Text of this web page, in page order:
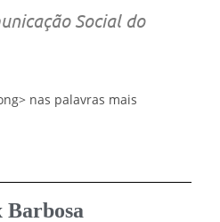
Social do
nas palavras mais
Barbosa